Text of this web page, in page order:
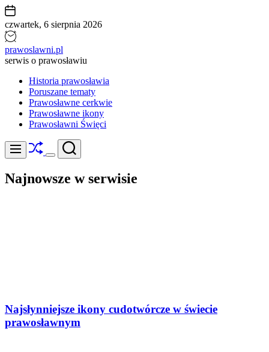
Skip
content
czwartek, 6 sierpnia 2026
prawoslawni.pl
serwis o prawosławiu
Historia prawosławia
Poruszane tematy
Prawosławne cerkwie
Prawosławne ikony
Prawosławni Święci
Menu Shuffle
Switch
mode
Search
Najnowsze w serwisie
Najsłynniejsze ikony cudotwórcze w świecie
prawosławnym